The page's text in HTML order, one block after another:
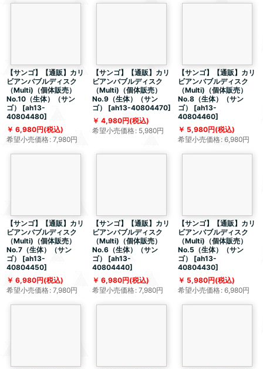
【サンゴ】【通販】カリ
ビアンバブルディスク
（Multi)（個体販売）
No.10（生体）（サン
ゴ）
[ah13-
40804480]
6,980円(税込)
希望小売価格: 7,980円
【サンゴ】【通販】カリ
ビアンバブルディスク
（Multi)（個体販売）
No.9（生体）（サン
ゴ）
[ah13-40804470]
4,980円(税込)
希望小売価格: 5,980円
【サンゴ】【通販】カリ
ビアンバブルディスク
（Multi)（個体販売）
No.8（生体）（サン
ゴ）
[ah13-
40804460]
5,980円(税込)
希望小売価格: 6,980円
【サンゴ】【通販】カリ
ビアンバブルディスク
（Multi)（個体販売）
No.7（生体）（サン
ゴ）
[ah13-
40804450]
6,980円(税込)
希望小売価格: 7,980円
【サンゴ】【通販】カリ
ビアンバブルディスク
（Multi)（個体販売）
No.6（生体）（サン
ゴ）
[ah13-
40804440]
6,980円(税込)
希望小売価格: 7,980円
【サンゴ】【通販】カリ
ビアンバブルディスク
（Multi)（個体販売）
No.5（生体）（サン
ゴ）
[ah13-
40804430]
5,980円(税込)
希望小売価格: 6,980円